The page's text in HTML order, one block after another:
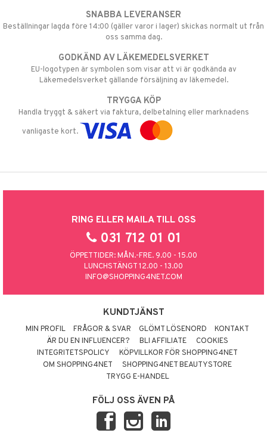
SNABBA LEVERANSER
Beställningar lagda före 14:00 (gäller varor i lager) skickas normalt ut från
oss samma dag.
GODKÄND AV LÄKEMEDELSVERKET
EU-logotypen är symbolen som visar att vi är godkända av
Läkemedelsverket gällande försäljning av läkemedel.
TRYGGA KÖP
Handla tryggt & säkert via faktura, delbetalning eller marknadens
vanligaste kort.
RING ELLER MAILA TILL OSS
031 712 01 01
ÖPPETTIDER: MÅN.-FRE. 9.00 - 15.00
LUNCHSTÄNGT 12.00 - 13.00
INFO@SHOPPING4NET.COM
KUNDTJÄNST
MIN PROFIL FRÅGOR & SVAR GLÖMT LÖSENORD
KONTAKT
ÄR DU EN INFLUENCER?
BLI AFFILIATE
COOKIES
INTEGRITETSPOLICY
KÖPVILLKOR FÖR SHOPPING4NET
OM SHOPPING4NET
SHOPPING4NET BEAUTYSTORE
TRYGG E-HANDEL
FÖLJ OSS ÄVEN PÅ